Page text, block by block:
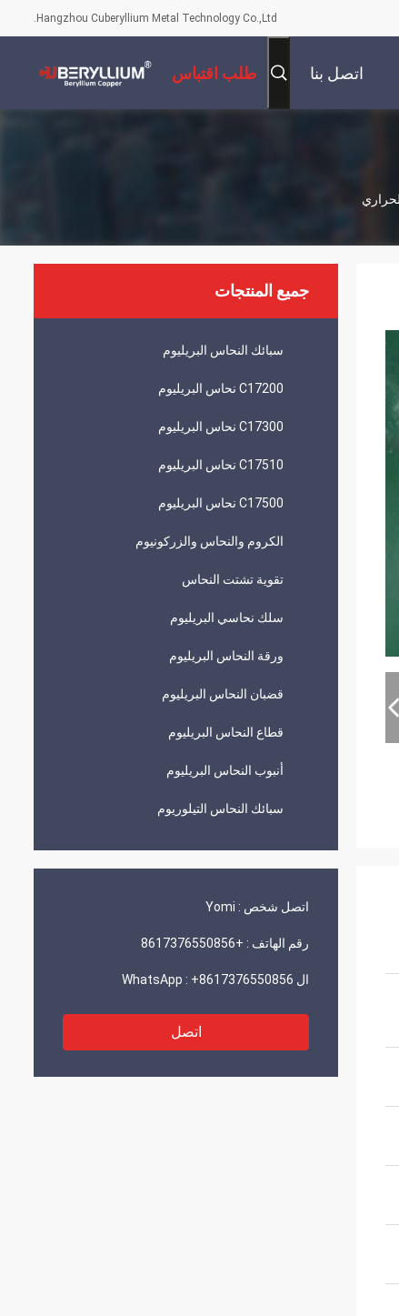
Hangzhou Cuberyllium Metal Technology Co.,Ltd.
اتصل بنا طلب اقتباس
جميع المنتجات
سبائك النحاس البريليوم
C17200 نحاس البريليوم
C17300 نحاس البريليوم
C17510 نحاس البريليوم
C17500 نحاس البريليوم
الكروم والنحاس والزركونيوم
تقوية تشتت النحاس
سلك نحاسي البريليوم
ورقة النحاس البريليوم
قضبان النحاس البريليوم
قطاع النحاس البريليوم
أنبوب النحاس البريليوم
سبائك النحاس التيلوريوم
اتصل شخص : Yomi
رقم الهاتف : +8617376550856
ال WhatsApp : +8617376550856
اتصل